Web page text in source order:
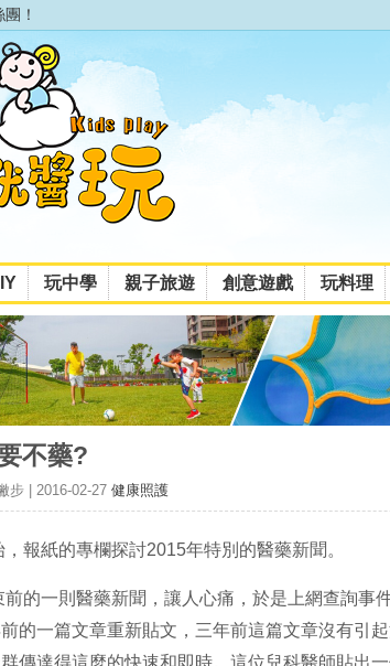
！
玩中學 親子旅遊 創意遊戲 玩料理
不藥?
步 | 2016-02-27 健康照護
，報紙的專欄探討2015年特別的醫藥新聞。
的一則醫藥新聞，讓人心痛，於是上網查詢事
的一篇文章重新貼文，三年前這篇文章沒有引
傳達得這麼的快速和即時。這位兒科醫師貼出